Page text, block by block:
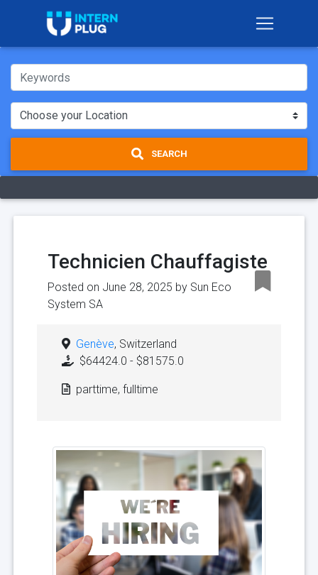
SEARCH
Technicien Chauffagiste
Posted on June 28, 2025 by Sun Eco
System SA
Genève, Switzerland
$64424.0 - $81575.0
parttime, fulltime